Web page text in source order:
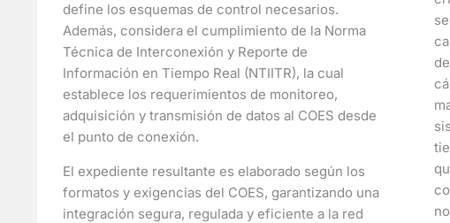
define los esquemas de control necesarios.
Además, considera el cumplimiento de la Norma
Técnica de Interconexión y Reporte de
Información en Tiempo Real (NTIITR), la cual
establece los requerimientos de monitoreo,
adquisición y transmisión de datos al COES desde
el punto de conexión.
El expediente resultante es elaborado según los
formatos y exigencias del COES, garantizando una
integración segura, regulada y eficiente a la red